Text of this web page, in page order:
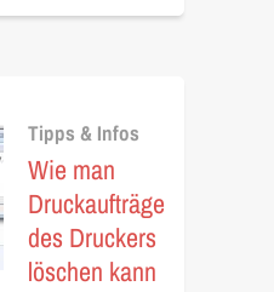
Tipps & Infos
Wie man
Druckaufträge
des Druckers
löschen kann